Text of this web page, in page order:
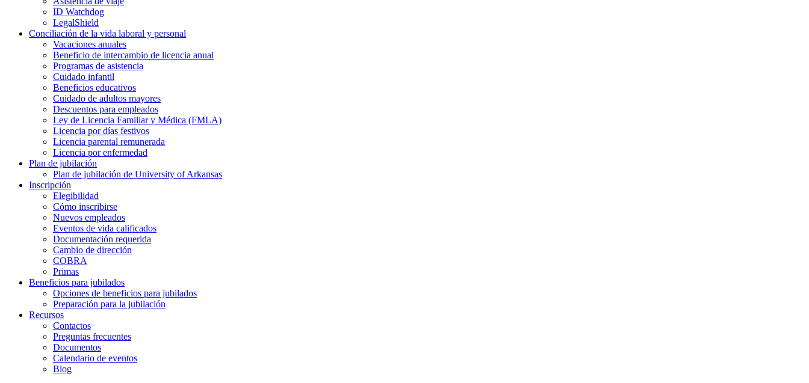
ID Watchdog
LegalShield
Conciliación de la vida laboral y personal
Vacaciones anuales
Beneficio de intercambio de licencia anual
Programas de asistencia
Cuidado infantil
Beneficios educativos
Cuidado de adultos mayores
Descuentos para empleados
Ley de Licencia Familiar y Médica (FMLA)
Licencia por días festivos
Licencia parental remunerada
Licencia por enfermedad
Plan de jubilación
Plan de jubilación de University of Arkansas
Inscripción
Elegibilidad
Cómo inscribirse
Nuevos empleados
Eventos de vida calificados
Documentación requerida
Cambio de dirección
COBRA
Primas
Beneficios para jubilados
Opciones de beneficios para jubilados
Preparación para la jubilación
Recursos
Contactos
Preguntas frecuentes
Documentos
Calendario de eventos
Blog